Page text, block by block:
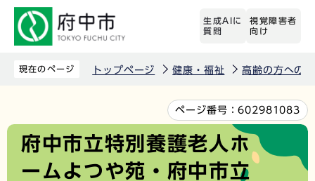
先
生成AIに
質問
視覚障害者
向け
現在のページ トップページ 健康・福祉 高齢の方への
文
ページ番号：602981083
府中市立特別養護老人ホ
ームよつや苑・府中市立